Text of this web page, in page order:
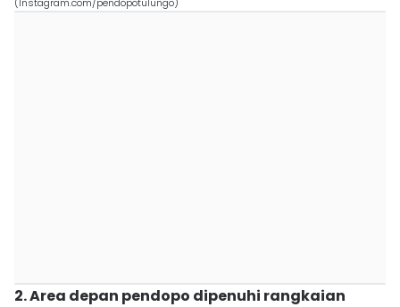
2. Area depan pendopo dipenuhi rangkaian